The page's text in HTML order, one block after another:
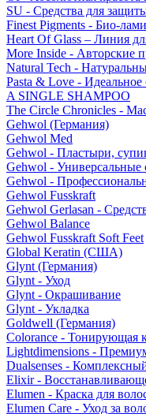
SU - Средства для
Finest Pigments - Био-
Heart Of Glass – Линия
More Inside - Авторские
Natural Tech -
Pasta & Love - Идеальное
A SINGLE SHAMPOO
The Circle Chronicles -
Gehwol (Германия)
Gehwol Med
Gehwol - Пластыри,
Gehwol - Универсальные
Gehwol -
Gehwol Fusskraft
Gehwol Gerlasan -
Gehwol Balance
Gehwol Fusskraft Soft Feet
Global Keratin (США)
Glynt (Германия)
Glynt - Уход
Glynt - Окрашивание
Glynt - Укладка
Goldwell (Германия)
Colorance - Тонирующая
Lightdimensions -
Dualsenses -
Elixir -
Elumen - Краска для
Elumen Care - Уход за